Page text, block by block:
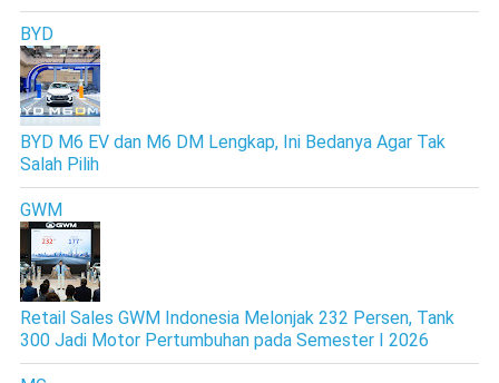
BYD
BYD M6 EV dan M6 DM Lengkap, Ini Bedanya Agar Tak
Salah Pilih
GWM
Retail Sales GWM Indonesia Melonjak 232 Persen, Tank
300 Jadi Motor Pertumbuhan pada Semester I 2026